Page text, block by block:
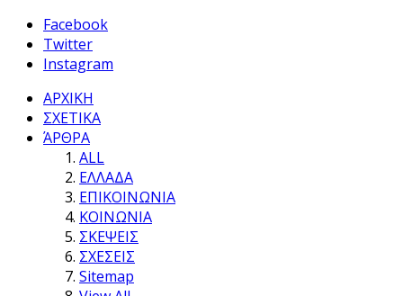
Facebook
Twitter
Instagram
ΑΡΧΙΚΗ
ΣΧΕΤΙΚΑ
ΆΡΘΡΑ
ALL
ΕΛΛΑΔΑ
ΕΠΙΚΟΙΝΩΝΙΑ
ΚΟΙΝΩΝΙΑ
ΣΚΕΨΕΙΣ
ΣΧΕΣΕΙΣ
Sitemap